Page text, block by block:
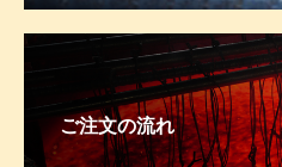
ご注文の流れ